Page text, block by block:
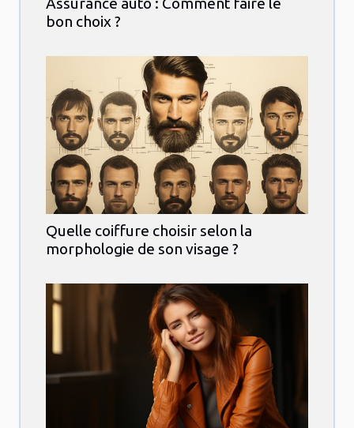
bon choix ?
Quelle coiffure choisir selon la
morphologie de son visage ?